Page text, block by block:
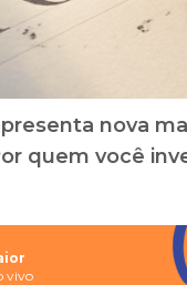
nova
quem você
vivo